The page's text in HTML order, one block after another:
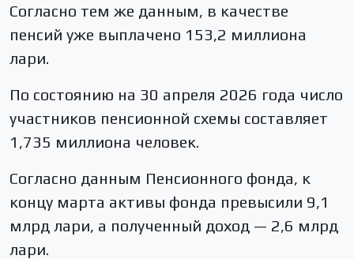
Согласно тем же данным, в качестве
пенсий уже выплачено 153,2 миллиона
лари.
По состоянию на 30 апреля 2026 года число
участников пенсионной схемы составляет
1,735 миллиона человек.
Согласно данным Пенсионного фонда, к
концу марта активы фонда превысили 9,1
млрд лари, а полученный доход — 2,6 млрд
лари.